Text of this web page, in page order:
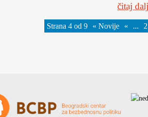
čitaj
Strana 4 od 9 « Novije « ... 2